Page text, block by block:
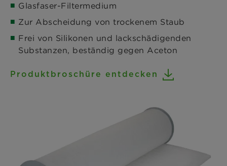
Glasfaser-Filtermedium
Zur Abscheidung von trockenem Staub
Frei von Silikonen und lackschädigenden
Substanzen, beständig gegen Aceton
Produktbroschüre entdecken